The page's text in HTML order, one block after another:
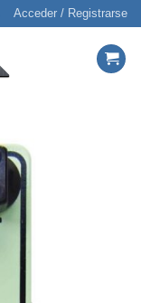
Acceder / Registrarse